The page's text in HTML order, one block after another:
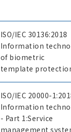
ISO/IEC 30136:2018
Information
of biometric
template
ISO/IEC 20000-
Information
- Part 1:Service
management